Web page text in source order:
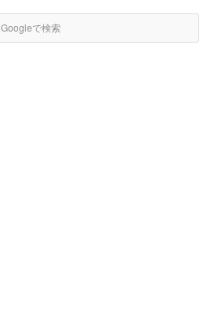
Googleで検索